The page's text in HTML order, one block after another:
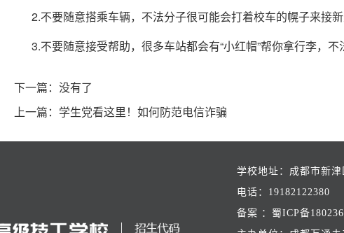
2.不要随意搭乘车辆，不法分子很可能会打着校车的幌子来接新
3.不要随意接受帮助，很多车站都会有“小红帽”帮你拿行李，不
下一篇：没有了
上一篇： 学生党看这里！如何防范电信诈骗
学校地址：成都市新
电话：19182122380
备案 ：蜀ICP备